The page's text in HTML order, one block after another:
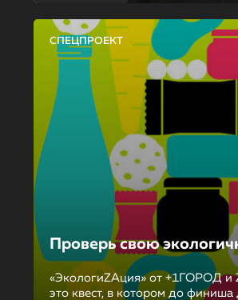
СПЕЦПРОЕКТ
Проверь свою
«ЭкологиZAция» от +1ГОРОД и
это квест, в котором до финиша